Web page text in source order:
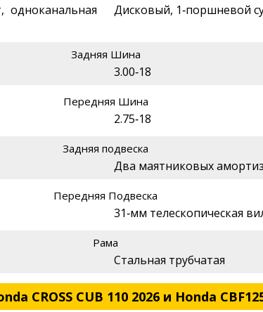
одноканальная
Дисковый, 1‑поршневой
Задняя Шина
3.00‑18
Передняя Шина
2.75‑18
Задняя подвеска
Два маятниковых
Передняя Подвеска
31‑мм телескопическая
Рама
Стальная трубчатая
CROSS CUB 110 2026 и Honda